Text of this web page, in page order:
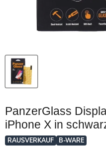
PanzerGlass
iPhone X in
RAUSVERKAUF B-WARE